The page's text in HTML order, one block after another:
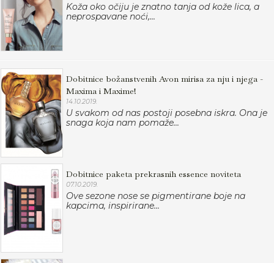
Koža oko očiju je znatno tanja od kože lica, a
neprospavane noći,...
Dobitnice božanstvenih Avon mirisa za nju i njega -
Maxima i Maxime!
14.10.2019.
U svakom od nas postoji posebna iskra. Ona je
snaga koja nam pomaže...
Dobitnice paketa prekrasnih essence noviteta
07.10.2019.
Ove sezone nose se pigmentirane boje na
kapcima, inspirirane...